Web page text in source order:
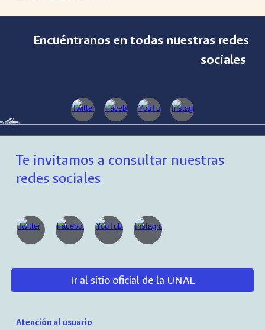
Encuéntranos en todas nuestras redes
sociales
Te invitamos a consultar nuestras
redes sociales
Ir al sitio oficial de la UNAL
Atención al usuario